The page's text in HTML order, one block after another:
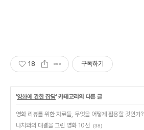
18 구독하기
'영화에 관한 잡담' 카테고리의 다른 글
영화 리뷰를 위한 자료들, 무엇을 어떻게 활용할 것인가?
나치와의 대결을 그린 영화 10선 (38)